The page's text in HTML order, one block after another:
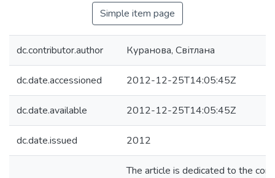
Simple item page
dc.contributor.author Куранова, Світлана
dc.date.accessioned 2012-12-25T14:05:45Z
dc.date.available 2012-12-25T14:05:45Z
dc.date.issued 2012
The article is dedicated to the